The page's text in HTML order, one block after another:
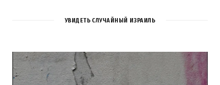
УВИДЕТЬ СЛУЧАЙНЫЙ ИЗРАИЛЬ